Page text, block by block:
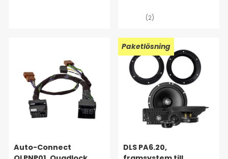
(2)
Auto-Connect
Paketlösning
DLS PA6.20,